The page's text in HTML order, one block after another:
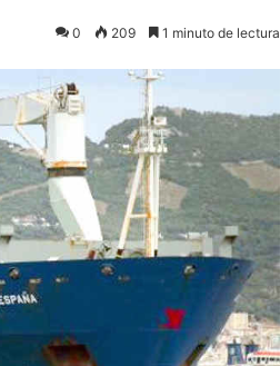
0 209 1 minuto de lectura